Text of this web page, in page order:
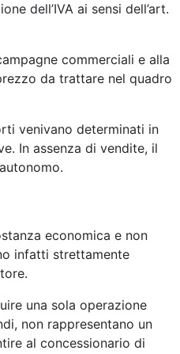
dell’IVA ai sensi dell’art.
commerciali e alla
da trattare nel quadro
venivano determinati in
In assenza di vendite, il
economica e non
infatti strettamente
una sola operazione
non rappresentano un
al concessionario di